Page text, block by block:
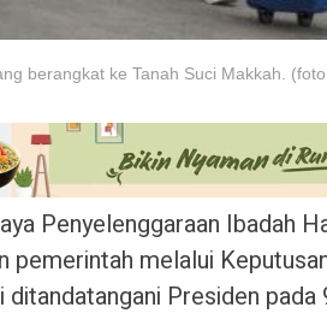
berangkat ke Tanah Suci Makkah.
Penyelenggaraan Ibadah
pemerintah melalui
ditandatangani Presiden pada